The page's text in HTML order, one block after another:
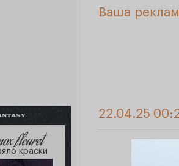
Ваша
fleuret
краски
22.04.25